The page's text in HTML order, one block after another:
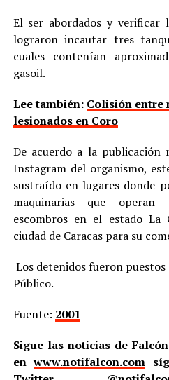
El ser abordados y verificar
lograron incautar tres
cuales contenían
gasoil.
Lee también: Colisión entre
lesionados en Coro
De acuerdo a la publicación
Instagram del organismo,
sustraído en lugares donde
maquinarias que
escombros en el estado
ciudad de Caracas para su
Los detenidos fueron
Público.
Fuente: 2001
Sigue las noticias de
enwww.notifalcon.com